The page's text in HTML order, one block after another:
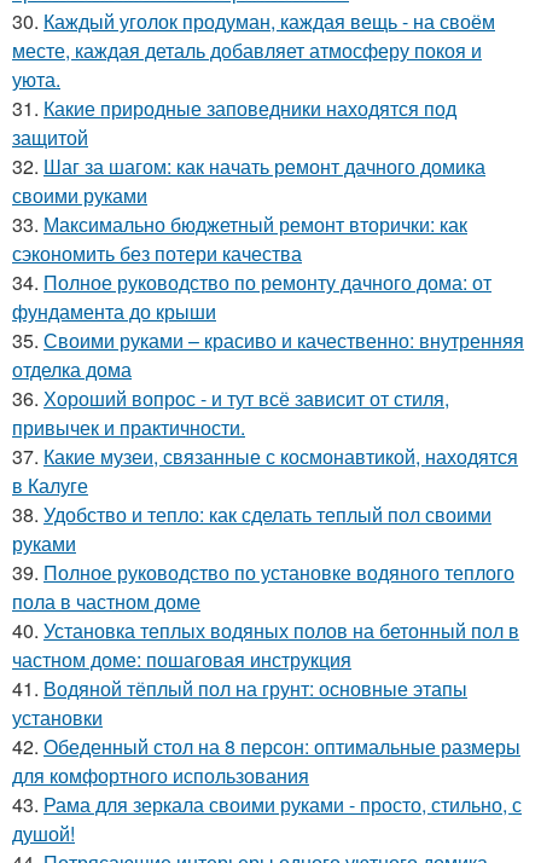
30. Каждый уголок продуман, каждая вещь - на своём
месте, каждая деталь добавляет атмосферу покоя и
уюта.
31. Какие природные заповедники находятся под
защитой
32. Шаг за шагом: как начать ремонт дачного домика
своими руками
33. Максимально бюджетный ремонт вторички: как
сэкономить без потери качества
34. Полное руководство по ремонту дачного дома: от
фундамента до крыши
35. Своими руками – красиво и качественно: внутренняя
отделка дома
36. Хороший вопрос - и тут всё зависит от стиля,
привычек и практичности.
37. Какие музеи, связанные с космонавтикой, находятся
в Калуге
38. Удобство и тепло: как сделать теплый пол своими
руками
39. Полное руководство по установке водяного теплого
пола в частном доме
40. Установка теплых водяных полов на бетонный пол в
частном доме: пошаговая инструкция
41. Водяной тёплый пол на грунт: основные этапы
установки
42. Обеденный стол на 8 персон: оптимальные размеры
для комфортного использования
43. Рама для зеркала своими руками - просто, стильно, с
душой!